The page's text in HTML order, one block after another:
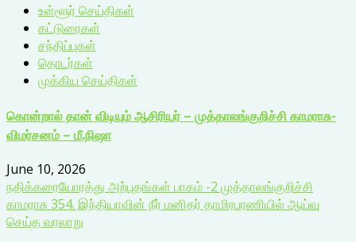
உள்ளூர் செய்திகள்
கட்டுரைகள்
சந்திப்புகள்
தொடர்கள்
முக்கிய செய்திகள்
கொன்றால் தான் விடியும் ஆசிரியர் – முத்தாலங்குறிச்சி காமராசு-
விமர்சனம் – மீ.நிஷா
June 10, 2026
நதிக்கரையோரத்து அற்புதங்கள் பாகம் -2 முத்தாலங்குறிச்சி
காமராசு 354. இந்தியாவின் நீர் மனிதர் தாமிரபரணியில் ஆய்வு
செய்த வரலாறு